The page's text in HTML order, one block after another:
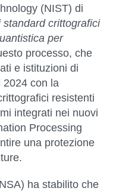
(NIST) di
crittografici
per
processo, che
e istituzioni di
con la
resistenti
integrati nei nuovi
Processing
una protezione
.
ha stabilito che